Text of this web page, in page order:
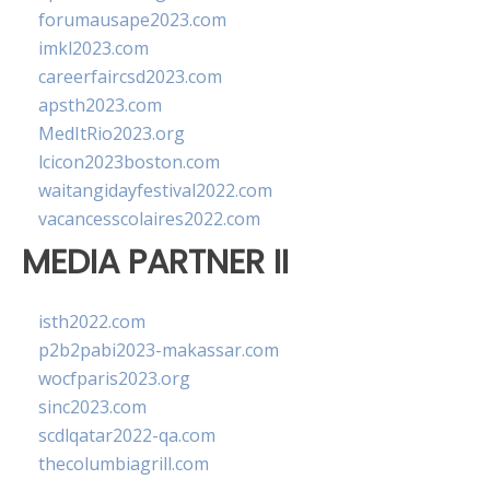
forumausape2023.com
imkl2023.com
careerfaircsd2023.com
apsth2023.com
MedItRio2023.org
lcicon2023boston.com
waitangidayfestival2022.com
vacancesscolaires2022.com
MEDIA PARTNER II
isth2022.com
p2b2pabi2023-makassar.com
wocfparis2023.org
sinc2023.com
scdlqatar2022-qa.com
thecolumbiagrill.com